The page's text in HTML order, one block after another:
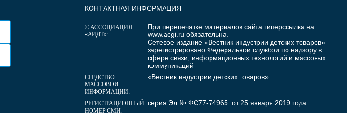
КОНТАКТНАЯ ИНФОРМАЦИЯ
© АССОЦИАЦИЯ
«АИДТ»:
При перепечатке материалов сайта гиперссылка на
www.acgi.ru обязательна.
Сетевое издание «Вестник индустрии детских товаров»
зарегистрировано Федеральной службой по надзору в
сфере связи, информационных технологий и массовых
коммуникаций
СРЕДСТВО
МАССОВОЙ
ИНФОРМАЦИИ:
«Вестник индустрии детских товаров»
РЕГИСТРАЦИОННЫЙ
НОМЕР СМИ:
серия Эл № ФС77-74965 от 25 января 2019 года